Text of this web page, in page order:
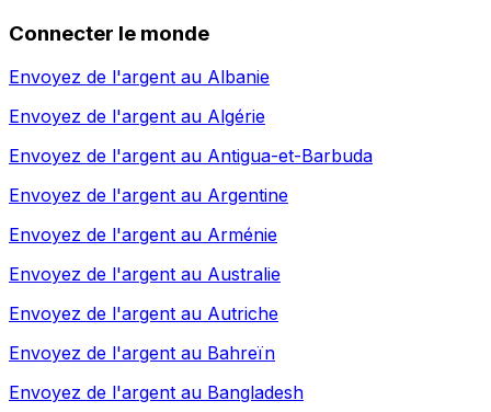
Connecter le monde
Envoyez de l'argent au Albanie
Envoyez de l'argent au Algérie
Envoyez de l'argent au Antigua-et-Barbuda
Envoyez de l'argent au Argentine
Envoyez de l'argent au Arménie
Envoyez de l'argent au Australie
Envoyez de l'argent au Autriche
Envoyez de l'argent au Bahreïn
Envoyez de l'argent au Bangladesh